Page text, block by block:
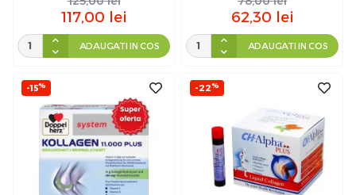
117,00 lei
ADAUGATI IN COS
62,30 lei
ADAUGATI IN COS
-15% -22%